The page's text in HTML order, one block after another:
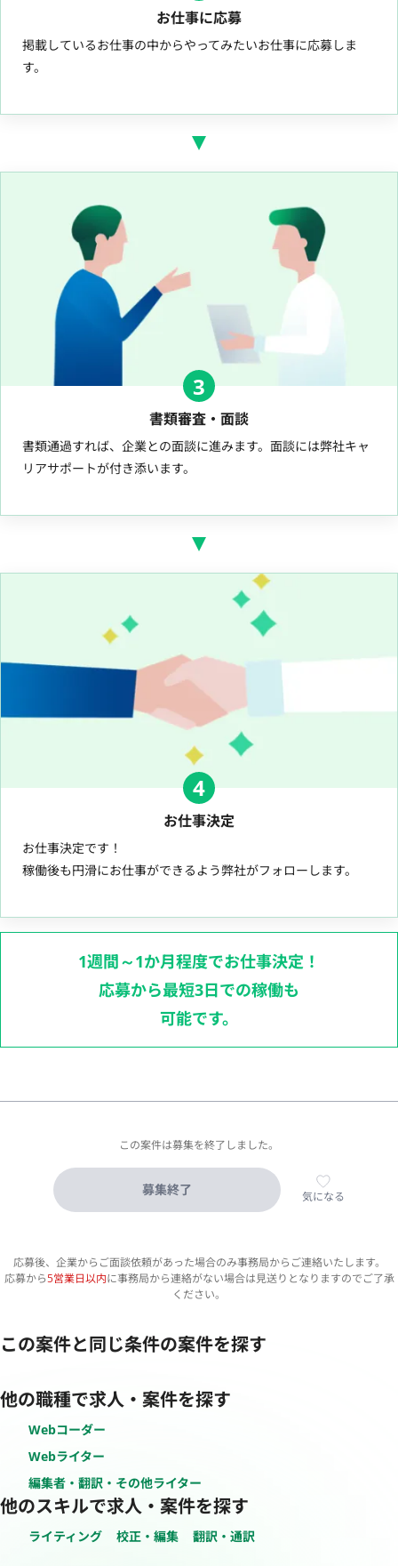
お仕事に応募
掲載しているお仕事の中からやってみたいお仕事に応募しま
す。
3
書類審査・面談
書類通過すれば、企業との面談に進みます。面談には弊社キャ
リアサポートが付き添います。
4
お仕事決定
お仕事決定です！
稼働後も円滑にお仕事ができるよう弊社がフォローします。
1週間～1か月程度でお仕事決定！
応募から最短3日での稼働も
可能です。
この案件は募集を終了しました。
募集終了 気になる
応募後、企業からご面談依頼があった場合のみ事務局からご連絡いたします。
応募から5営業日以内に事務局から連絡がない場合は見送りとなりますのでご了承
ください。
この案件と同じ条件の案件を探す
他の職種で求人・案件を探す
Webコーダー
Webライター
編集者・翻訳・その他ライター
他のスキルで求人・案件を探す
ライティング 校正・編集 翻訳・通訳